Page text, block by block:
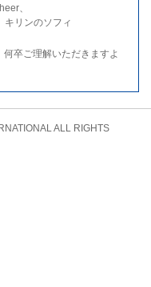
、
リンのソフィ
卒ご理解いただきますよ